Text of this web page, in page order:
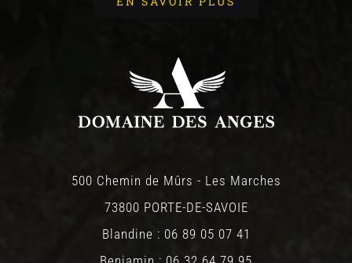
500 Chemin de Mûrs - Les Marches
73800 PORTE-DE-SAVOIE
Blandine : 06 89 05 07 41